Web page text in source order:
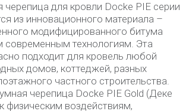
черепица для кровли Docke PIE серии
из инновационного материала –
модифицированного битума
современным технологиям. Эта
подходит для кровель любой
домов, коттеджей, разных
частного строительства.
черепица Docke PIE Gold (Деке
физическим воздействиям,